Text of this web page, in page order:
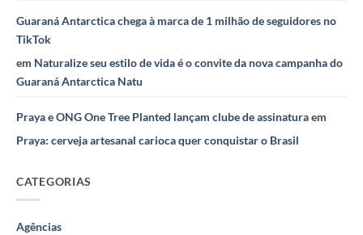
Guaraná Antarctica chega à marca de 1 milhão de seguidores no
TikTok
em Naturalize seu estilo de vida é o convite da nova campanha do
Guaraná Antarctica Natu
Praya e ONG One Tree Planted lançam clube de assinaturaem
Praya: cerveja artesanal carioca quer conquistar o Brasil
CATEGORIAS
Agências